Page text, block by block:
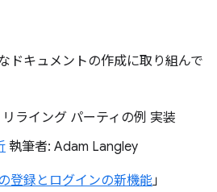
ドキュメントの作成に取り組んで
リライング パーティの例 実装
執筆者: Adam Langley
登録とログインの新機能」